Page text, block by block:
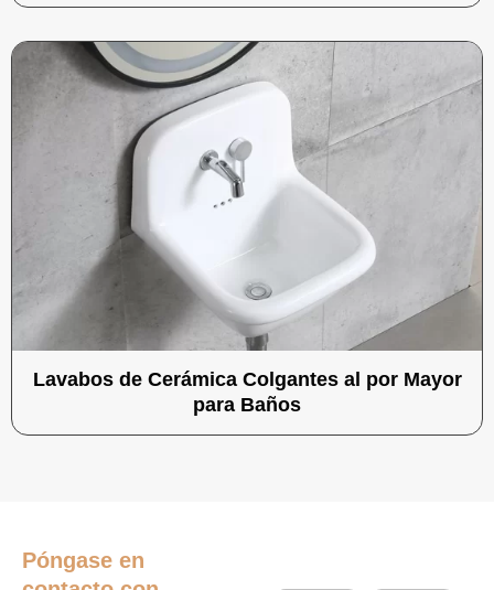
Lavabos de Cerámica Colgantes al por Mayor
para Baños
Póngase en